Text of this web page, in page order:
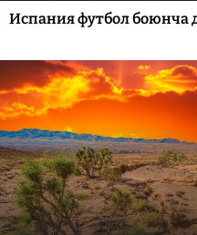
Испания футбол боюнча